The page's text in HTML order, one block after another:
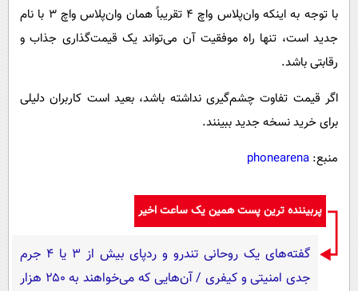
با توجه به اینکه وان‌پلاس واچ ۴ تقریباً همان وان‌پلاس واچ ۳ با نام
جدید است، تنها راه موفقیت آن می‌تواند یک قیمت‌گذاری جذاب و
رقابتی باشد.
اگر قیمت تفاوت چشم‌گیری نداشته باشد، بعید است کاربران دلیلی
برای خرید نسخه جدید ببینند.
منبع: phonearena
پربیننده ترین پست همین یک ساعت اخیر
گفته‌های یک روحانی تندرو و ردپای بیش از ۳ یا ۴ جرم
جدی امنیتی و کیفری / آن‌هایی که می‌خواهند به ۲۵۰ هزار